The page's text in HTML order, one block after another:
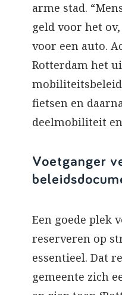
arme stad.
geld voor het
voor een auto.
Rotterdam het
fietsen en
deelmobiliteit
Voetganger
Een goede plek
reserveren op
essentieel. Dat
gemeente zich